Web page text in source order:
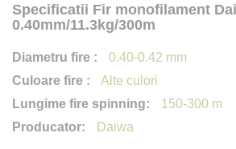
Specificatii Fir monofilament
0.40mm/11.3kg/300m
0.40-0.42 mm
Alte culori
150-300 m
Daiwa